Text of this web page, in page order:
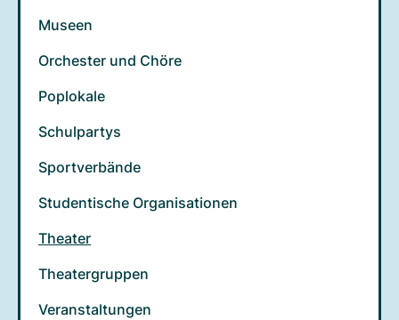
Museen
Orchester und Chöre
Poplokale
Schulpartys
Sportverbände
Studentische Organisationen
Theater
Theatergruppen
Veranstaltungen